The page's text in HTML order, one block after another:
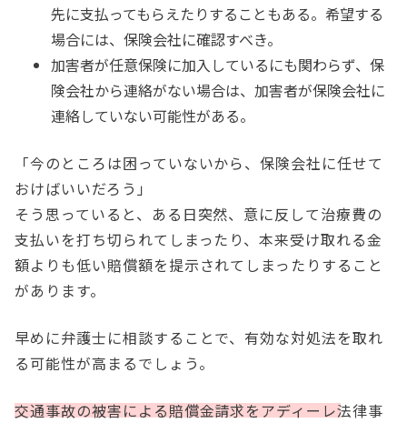
先に支払ってもらえたりすることもある。希望する
場合には、保険会社に確認すべき。
加害者が任意保険に加入しているにも関わらず、保
険会社から連絡がない場合は、加害者が保険会社に
連絡していない可能性がある。
「今のところは困っていないから、保険会社に任せて
おけばいいだろう」
そう思っていると、ある日突然、意に反して治療費の
支払いを打ち切られてしまったり、本来受け取れる金
額よりも低い賠償額を提示されてしまったりすること
があります。
早めに弁護士に相談することで、有効な対処法を取れ
る可能性が高まるでしょう。
交通事故の被害による賠償金請求をアディーレ法律事